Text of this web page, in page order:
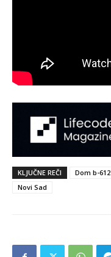
KLJUČNE REČI Dom b-612
Novi Sad